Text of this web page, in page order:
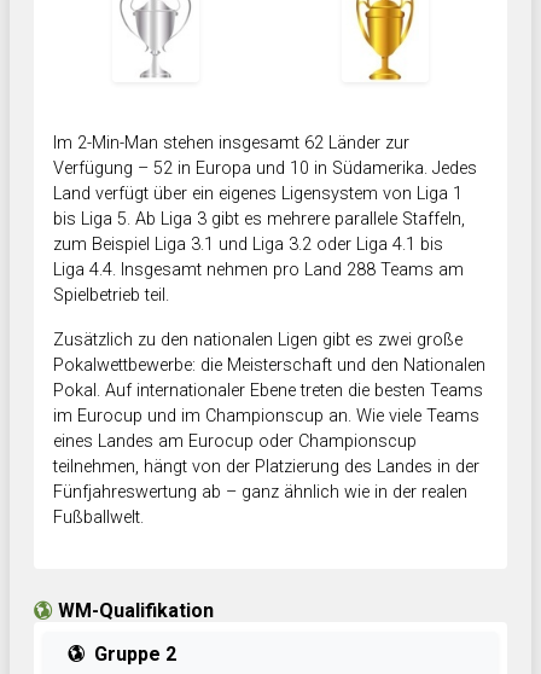
Im 2-Min-Man stehen insgesamt 62 Länder zur
Verfügung – 52 in Europa und 10 in Südamerika. Jedes
Land verfügt über ein eigenes Ligensystem von Liga 1
bis Liga 5. Ab Liga 3 gibt es mehrere parallele Staffeln,
zum Beispiel Liga 3.1 und Liga 3.2 oder Liga 4.1 bis
Liga 4.4. Insgesamt nehmen pro Land 288 Teams am
Spielbetrieb teil.
Zusätzlich zu den nationalen Ligen gibt es zwei große
Pokalwettbewerbe: die Meisterschaft und den Nationalen
Pokal. Auf internationaler Ebene treten die besten Teams
im Eurocup und im Championscup an. Wie viele Teams
eines Landes am Eurocup oder Championscup
teilnehmen, hängt von der Platzierung des Landes in der
Fünfjahreswertung ab – ganz ähnlich wie in der realen
Fußballwelt.
WM-Qualifikation
Gruppe 2